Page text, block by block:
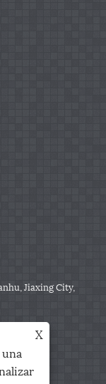
Jiaxing City,
X